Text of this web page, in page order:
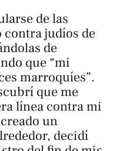
de las
contra judíos de
de
que “mi
marroquíes”.
que me
línea contra mi
un
decidí